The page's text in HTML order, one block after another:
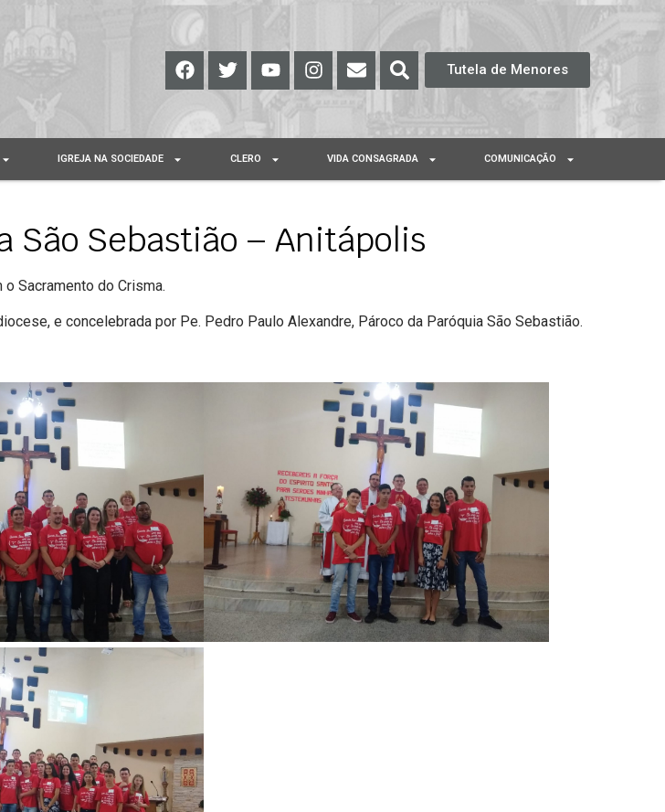
Tutela de Menores
IGREJA NA SOCIEDADE CLERO VIDA CONSAGRADA COMUNICAÇÃO
São Sebastião – Anitápolis
Sacramento do Crisma.
e concelebrada por Pe. Pedro Paulo Alexandre, Pároco da Paróquia São Sebastião.